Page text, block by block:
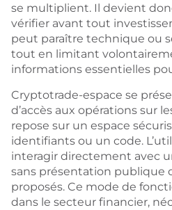
se multiplient. Il devient
vérifier avant tout
peut paraître technique ou
tout en limitant
informations essentielles
Cryptotrade-espace se
d’accès aux opérations sur
repose sur un espace
identifiants ou un code.
interagir directement avec
sans présentation publique
proposés. Ce mode de
dans le secteur financier,